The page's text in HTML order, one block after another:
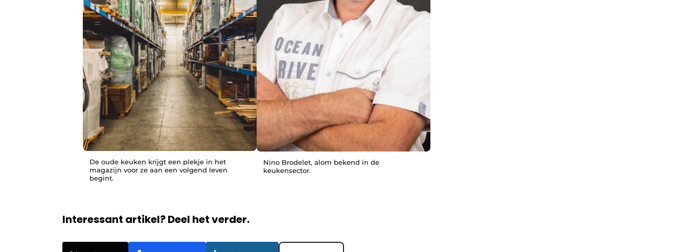
De oude keuken krijgt een plekje in het
magazijn voor ze aan een volgend leven
begint.
Nino Brodelet, alom bekend in de
keukensector.
Interessant artikel? Deel het verder.